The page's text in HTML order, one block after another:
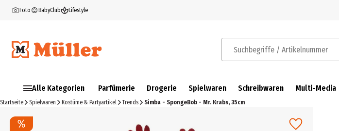
Foto BabyClub Lifestyle
Suchbegriffe / Artikelnummer
Alle Kategorien Parfümerie Drogerie Spielwaren Schreibwaren Multi-Media
Startseite Spielwaren Kostüme & Partyartikel Trends Simba - SpongeBob - Mr. Krabs, 35cm